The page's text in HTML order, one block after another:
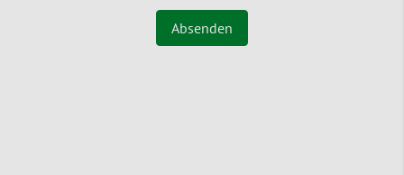
Absenden